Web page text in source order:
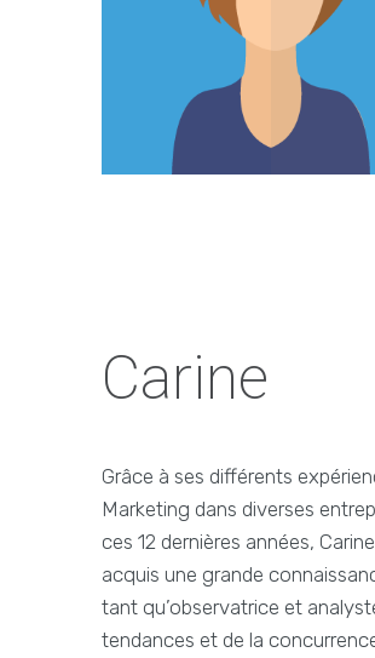
Carine
Grâce à ses différents
Marketing dans diverses
ces 12 dernières années,
acquis une grande
tant qu’observatrice et
tendances et de la